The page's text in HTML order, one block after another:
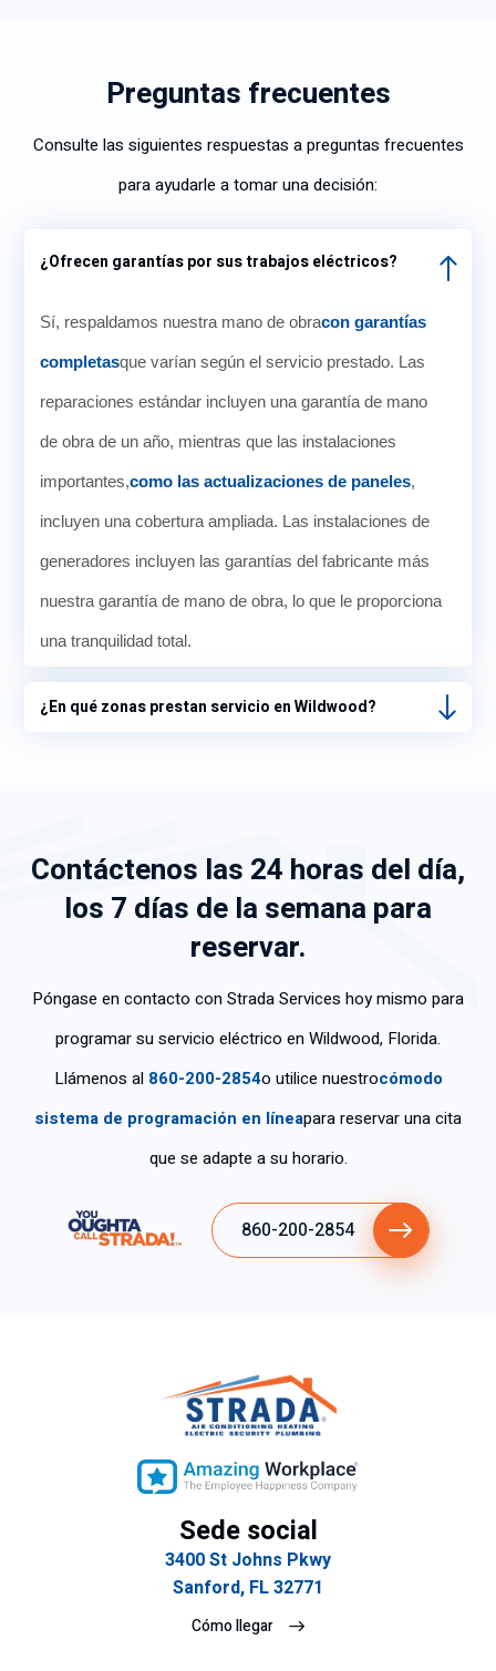
Preguntas frecuentes
Consulte las siguientes respuestas a preguntas frecuentes
para ayudarle a tomar una decisión:
¿Ofrecen garantías por sus trabajos eléctricos?
Sí, respaldamos nuestra mano de obracon garantías
completasque varían según el servicio prestado. Las
reparaciones estándar incluyen una garantía de mano
de obra de un año, mientras que las instalaciones
importantes,como las actualizaciones de paneles,
incluyen una cobertura ampliada. Las instalaciones de
generadores incluyen las garantías del fabricante más
nuestra garantía de mano de obra, lo que le proporciona
una tranquilidad total.
¿En qué zonas prestan servicio en Wildwood?
Contáctenos las 24 horas del día,
los 7 días de la semana para
reservar.
Póngase en contacto con Strada Services hoy mismo para
programar su servicio eléctrico en Wildwood, Florida.
Llámenos al860-200-2854o utilice nuestrocómodo
sistema de programación en líneapara reservar una cita
que se adapte a su horario.
860-200-2854
Sede social
3400 St Johns Pkwy
Sanford, FL 32771
Cómo llegar